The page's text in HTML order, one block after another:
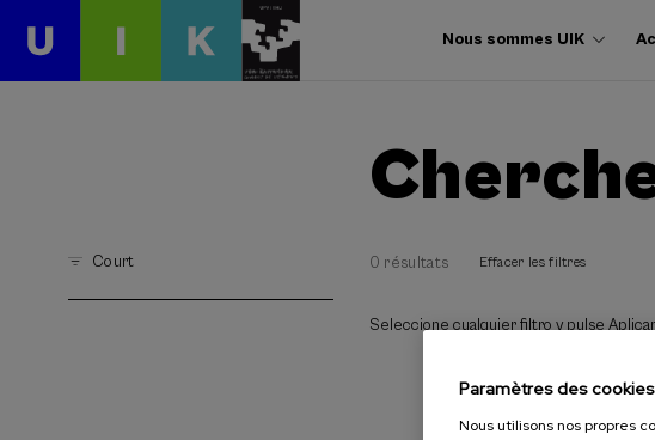
Nous sommes UIK
Court 0 résultats Effacer les filtres
Seleccione cualquier filtro y pulse
Paramètres des cookies
Nous utilisons nos propres